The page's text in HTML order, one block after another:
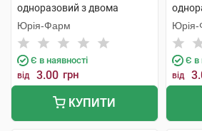
одноразовий з двома
голками 1 шт
Юрія-Фарм
Є в наявності
від 3.00 грн
КУПИТИ
Є в
від